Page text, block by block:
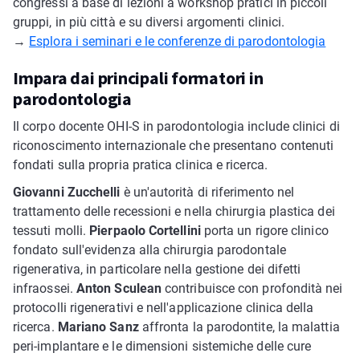
gruppi, in più città e su diversi argomenti clinici.
→ Esplora i seminari e le conferenze di parodontologia
Impara dai principali formatori in
parodontologia
Il corpo docente OHI-S in parodontologia include clinici di
riconoscimento internazionale che presentano contenuti
fondati sulla propria pratica clinica e ricerca.
Giovanni Zucchelli è un'autorità di riferimento nel
trattamento delle recessioni e nella chirurgia plastica dei
tessuti molli. Pierpaolo Cortelliniporta un rigore clinico
fondato sull'evidenza alla chirurgia parodontale
rigenerativa, in particolare nella gestione dei difetti
infraossei. Anton Sculean contribuisce con profondità nei
protocolli rigenerativi e nell'applicazione clinica della
ricerca. Mariano Sanzaffronta la parodontite, la malattia
peri-implantare e le dimensioni sistemiche delle cure